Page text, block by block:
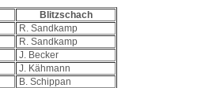
Blitzschach
R. Sandkamp
R. Sandkamp
J. Becker
J. Kähmann
B. Schippan